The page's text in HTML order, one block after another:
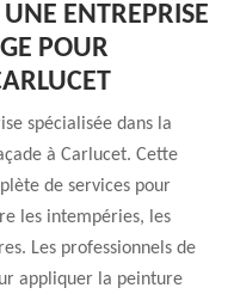
ENTREPRISE
POUR
spécialisée dans la
à Carlucet. Cette
de services pour
les intempéries, les
Les professionnels de
appliquer la peinture